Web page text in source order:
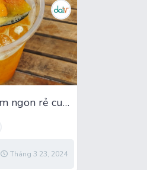
Quán Trà Sữa Nhà Làm ngon rẻ cuối đường Bình Lợi
Tháng 3 23, 2024